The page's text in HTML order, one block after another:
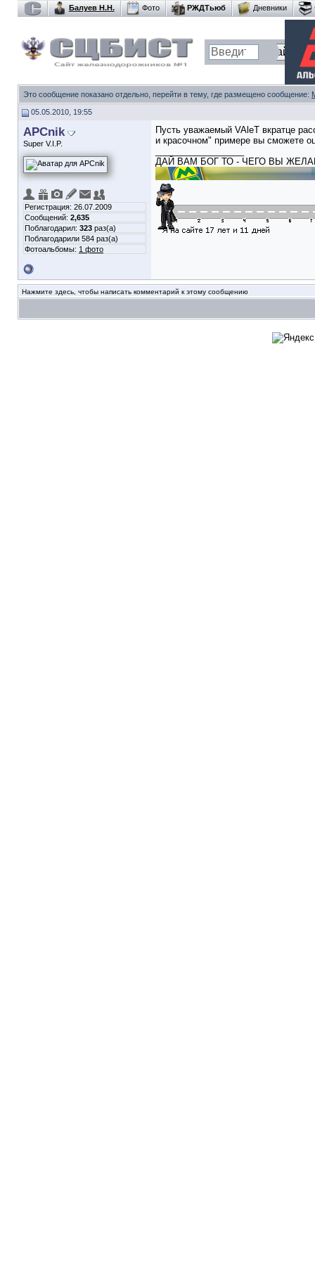
Балуев Н.Н. Фото РЖДТьюб Дневники
Это сообщение показано отдельно, перейти в тему, где размещено сообщение:
05.05.2010, 19:55
APCnik
Super V.I.P.
Регистрация: 26.07.2009
Сообщений: 2,635
Поблагодарил: 323 раз(а)
Поблагодарили 584 раз(а)
Фотоальбомы: 1 фото
Пусть уважаемый VAleT вкратце
и красочном" примере вы сможете
ДАЙ ВАМ БОГ ТО - ЧЕГО ВЫ
Нажмите здесь, чтобы написать комментарий к этому сообщению